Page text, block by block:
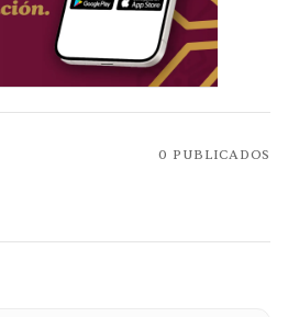
0 PUBLICADOS